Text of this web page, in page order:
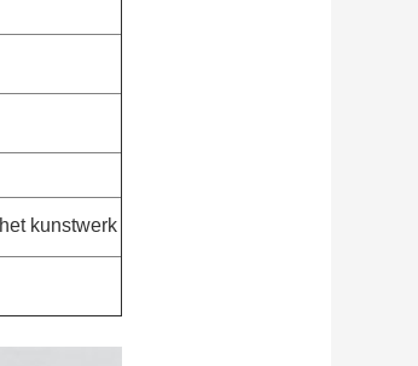
kunstwerk